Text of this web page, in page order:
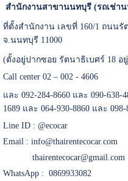
สำนักงานสาขานนทบุรี (รถเช่า
ที่ตั้งสำนักงาน เลขที่ 160/1 ถนนรั
จ.นนทบุรี 11000
(ตั้งอยู่ปากซอย รัตนาธิเบศร์ 18 อ
Call center 02 – 002 - 4606
และ 092-284-8660 และ 090-638-
1689 และ 064-930-8860 และ 098-
Line ID : @ecocar
Email : info@thairentecocar.com
thairentecocar@gmail.com
WhatsApp : 0869933082